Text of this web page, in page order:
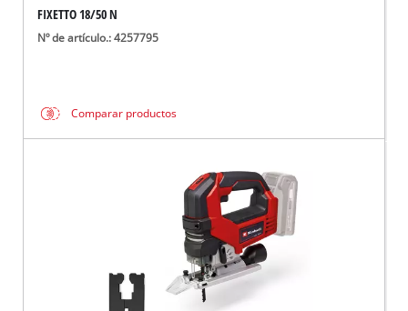
FIXETTO 18/50 N
Nº de artículo.: 4257795
Comparar productos